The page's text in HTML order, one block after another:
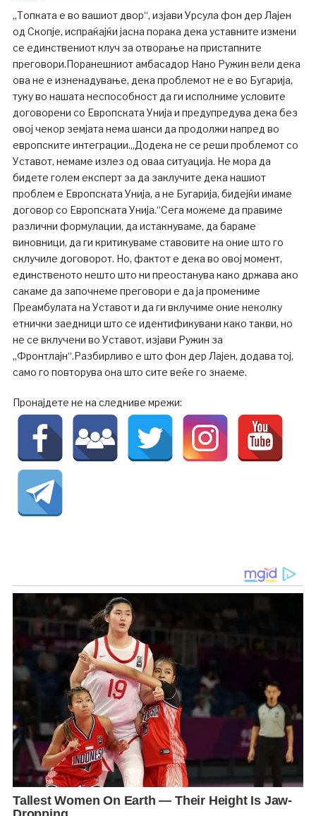
„Топката е во вашиот двор“, изјави Урсула фон дер Лајен
од Скопјe, испраќајќи јасна порака дека уставните измени
се единствениот клуч за отворање на пристапните
преговори.Поранешниот амбасадор Нано Ружин вели дека
ова не е изненадување, дека проблемот не е во Бугарија,
туку во нашата неспособност да ги исполниме условите
договорени со Европската Унија и предупредува дека без
овој чекор земјата нема шанси да продолжи напред во
европските интеграции.„Додека не се реши проблемот со
Уставот, немаме излез од оваа ситуација. Не мора да
бидете голем експерт за да заклучите дека нашиот
проблем е Европската Унија, а не Бугарија, бидејќи имаме
договор со Европската Унија.“Сега можеме да правиме
различни формулации, да истакнуваме, да бараме
виновници, да ги критикуваме ставовите на оние што го
склучиле договорот. Но, фактот е дека во овој момент,
единственото нешто што ни преостанува како држава ако
сакаме да започнеме преговори е да ја промениме
Преамбулата на Уставот и да ги вклучиме оние неколку
етнички заедници што се идентификувани како такви, но
не се вклучени во Уставот, изјави Ружин за
„Фронтлајн“.Разбирливо е што фон дер Лајен, додава тој,
само го повторува она што сите веќе го знаеме.
Пронајдете не на следниве мрежи: